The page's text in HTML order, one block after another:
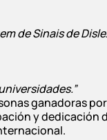
de Sinais de
ganadoras
y dedicación